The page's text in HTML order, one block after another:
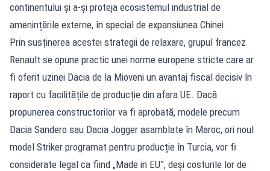
continentului și a-și proteja ecosistemul industrial de
amenințările externe, în special de expansiunea Chinei.
Prin susținerea acestei strategii de relaxare, grupul francez
Renault se opune practic unei norme europene stricte care ar
fi oferit uzinei Dacia de la Mioveni un avantaj fiscal decisiv în
raport cu facilitățile de producție din afara UE. Dacă
propunerea constructorilor va fi aprobată, modele precum
Dacia Sandero sau Dacia Jogger asamblate în Maroc, ori noul
model Striker programat pentru producție în Turcia, vor fi
considerate legal ca fiind „Made in EU”, deși costurile lor de